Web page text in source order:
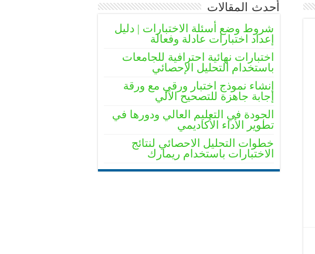
أحدث المقالات
شروط وضع أسئلة الاختبارات | دليل
إعداد اختبارات عادلة وفعالة
اختبارات نهائية احترافية للجامعات
باستخدام التحليل الإحصائي
إنشاء نموذج اختبار ورقي مع ورقة
إجابة جاهزة للتصحيح الآلي
الجودة في التعليم العالي ودورها في
تطوير الأداء الأكاديمي
خطوات التحليل الاحصائي لنتائج
الاختبارات باستخدام ريمارك